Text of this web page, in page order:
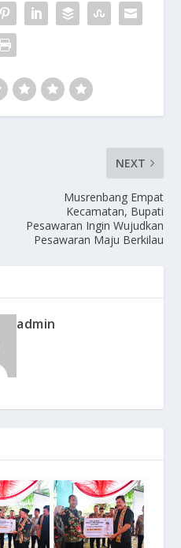
NEXT
Musrenbang Empat
Kecamatan, Bupati
Pesawaran Ingin Wujudkan
Pesawaran Maju Berkilau
admin